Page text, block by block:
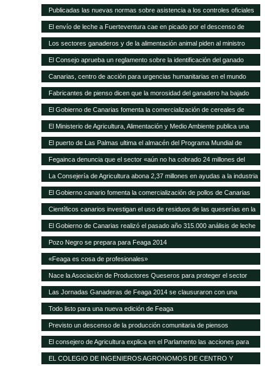
atrasadas
Publicadas las nuevas normas sobre asistencia a los controles oficiales
en mataderos de aves y conejos
El envío de leche a Fuerteventura cae en picado por el descenso de
cabras
Los sectores ganaderos y de la alimentación animal piden al ministro
Montoro que el IVA reducido no suba del 10 al 21%
El Consejo aprueba un reglamento sobre la identificación del ganado
vacuno
Canarias, centro de acción para urgencias humanitarias en el mundo
Fabricantes de pienso dicen que la morosidad del ganadero ha bajado
sensiblemente
El Gobierno de Canarias fomenta la comercialización de cereales de
variedades tradicionales de Canarias
El Ministerio de Agricultura, Alimentación y Medio Ambiente publica una
nueva convocatoria de subvenciones para proyectos de investigación
aplicada al sector ganadero por 6,3 millones de euros
El puerto de Las Palmas ultima el almacén del Programa Mundial de
Alimentos
Fegainca denuncia que el sector «aún no ha cobrado 24 millones del
POSEI 2013»
La Consejería de Agricultura abona 2,37 millones en ayudas a la industria
láctea y queserías artesanales
El Gobierno canario fomenta la comercialización de pollos de Canarias
Científicos canarios investigan el uso de residuos de las queserías en la
alimentación de ganado caprino
El Gobierno de Canarias realizó el pasado año 315.000 análisis de leche
y quesos de las Islas
Pozo Negro se prepara para Feaga 2014
«Feaga es cosa de profesionales»
Nace la Asociación de Productores Queseros para proteger el sector
Las Jornadas Ganaderas de Feaga 2014 se clausuraron con una
reivindicación al respeto del reglamento europeo sobre el POSEI
Todo listo para una nueva edición de Feaga
Previsto un descenso de la producción comunitaria de piensos
compuestos en 2014
El consejero de Agricultura explica en el Parlamento las acciones para
mejorar la situación de la ganadería canaria
EL COLEGIO DE INGENIEROS AGRONOMOS DE CENTRO Y